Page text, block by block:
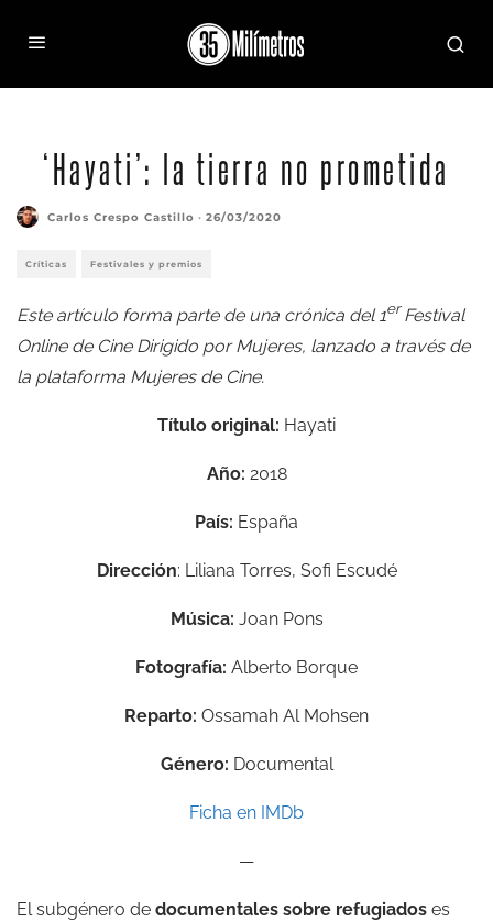
‘Hayati’: la tierra no prometida
Carlos Crespo Castillo · 26/03/2020
Críticas Festivales y premios
Este artículo forma parte de una crónica del1erFestival
Online de Cine Dirigido por Mujeres, lanzado a través de
la plataforma Mujeres de Cine.
Título original: Hayati
Año: 2018
País: España
Dirección: Liliana Torres, Sofi Escudé
Música: Joan Pons
Fotografía: Alberto Borque
Reparto: Ossamah Al Mohsen
Género: Documental
Ficha en IMDb
—
El subgénero de documentales sobre refugiados es